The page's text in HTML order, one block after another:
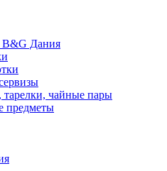
B&G Дания
тарелки, чайные пары
предметы